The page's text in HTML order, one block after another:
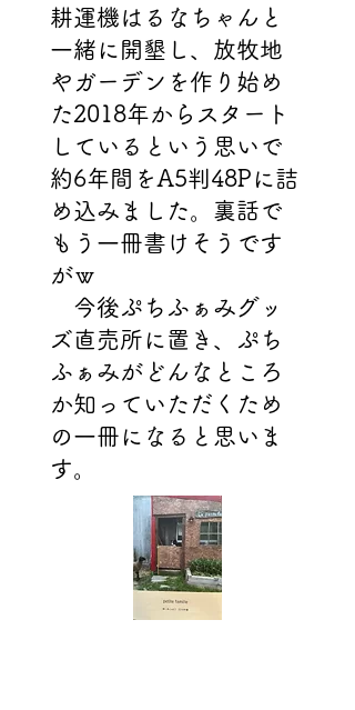
耕運機はるなちゃんと
一緒に開墾し、放牧地
やガーデンを作り始め
た2018年からスタート
しているという思いで
約6年間をA5判48Pに詰
め込みました。裏話で
もう一冊書けそうです
がｗ
今後ぷちふぁみグッ
ズ直売所に置き、ぷち
ふぁみがどんなところ
か知っていただくため
の一冊になると思いま
す。